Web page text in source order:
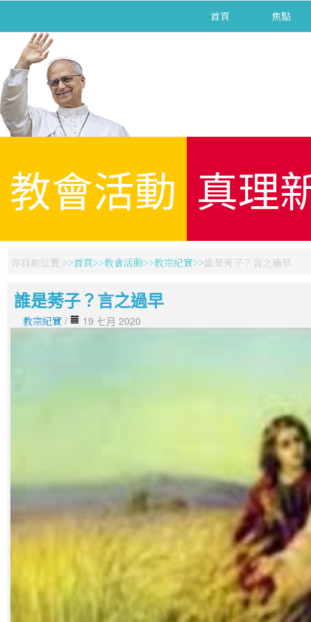
首頁 焦點
教會活動 真理
你目前位置: 首頁 教會活動 教宗紀實 誰是莠子？言之過早
誰是莠子？言之過早
教宗紀實 / 19 七月 2020